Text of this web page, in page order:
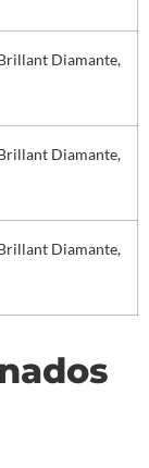
Diamante,
Diamante,
Diamante,